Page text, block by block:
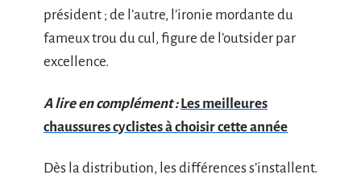
président ; de l’autre, l’ironie mordante du
fameux trou du cul, figure de l’outsider par
excellence.
A lire en complément : Les meilleures
chaussures cyclistes à choisir cette année
Dès la distribution, les différences s’installent.